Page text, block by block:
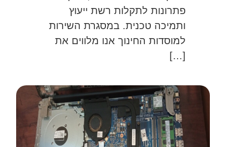
פתרונות לתקלות רשת ייעוץ
ותמיכה טכנית. במסגרת השירות
למוסדות החינוך אנו מלווים את
[…]